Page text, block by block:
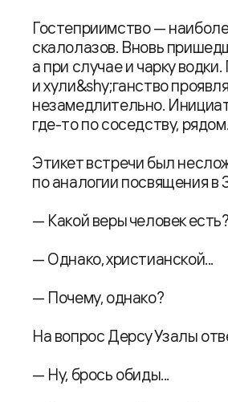
Гостеприимство —
скалолазов. Вновь
а при случае и чарку
и хули&shy;ганство
незамедлительно.
где-то по соседству, рядом.
Этикет встречи был
по аналогии посвящения в
— Какой веры человек есть?
— Однако, христианской...
— Почему, однако?
На вопрос Дерсу Узалы
— Ну, брось обиды...